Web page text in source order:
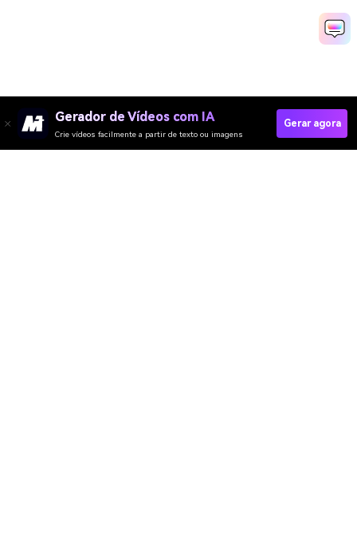
Gerador de Vídeos com IA
Crie vídeos facilmente a partir de texto ou imagens
Gerar agora